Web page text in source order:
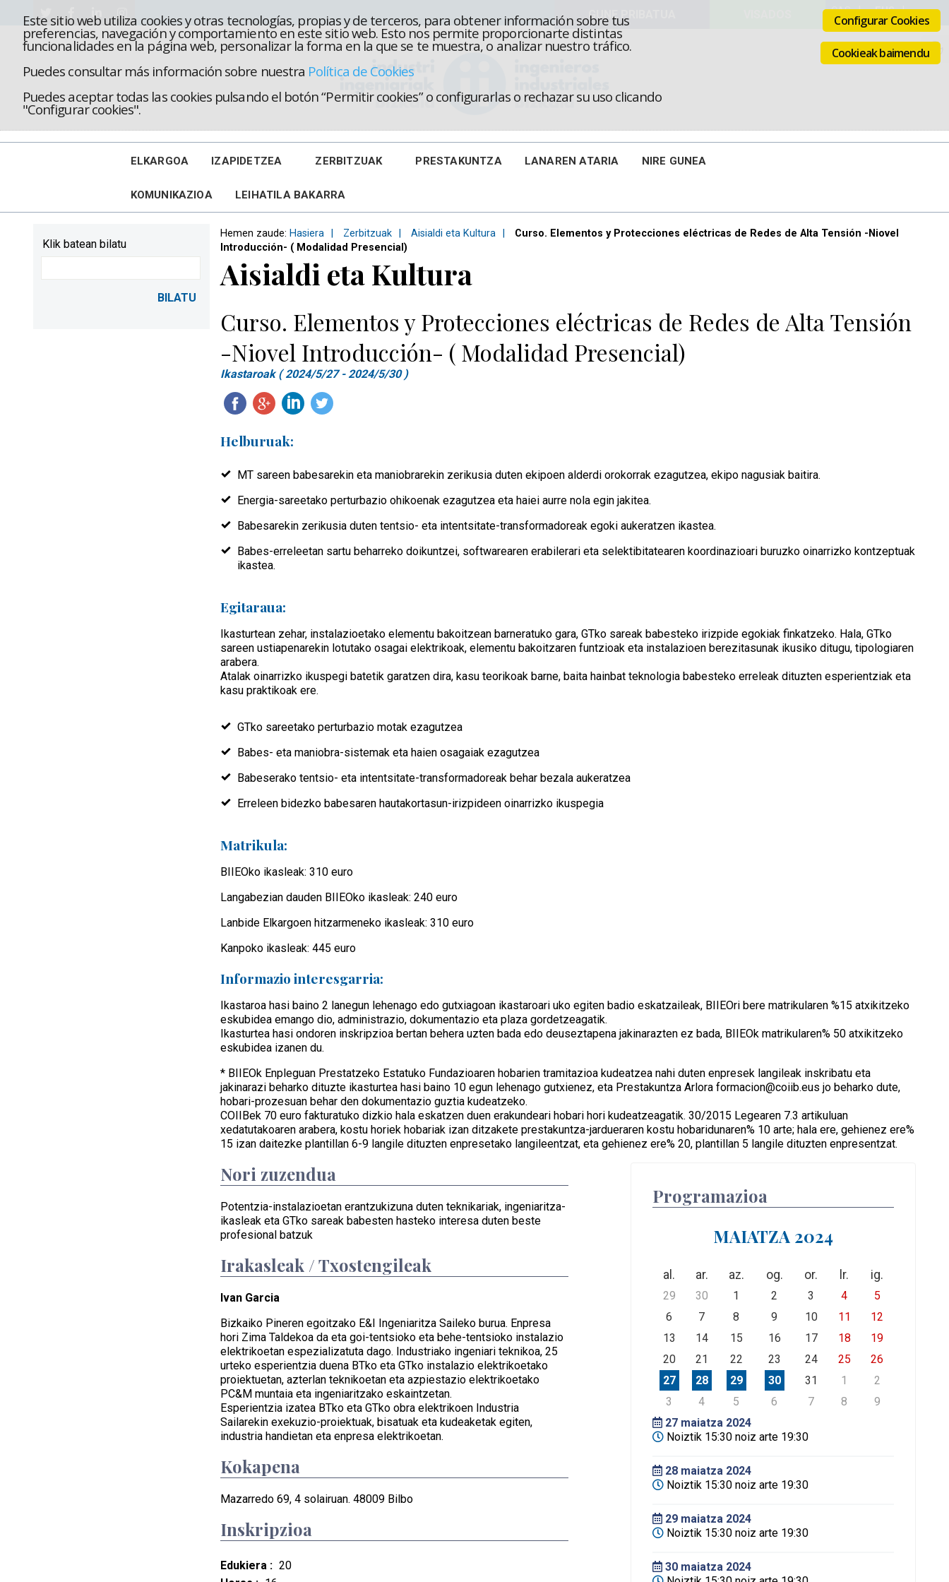
Este sitio web utiliza cookies y otras tecnologías, propias y de terceros, para obtener información sobre tus
preferencias, navegación y comportamiento en este sitio web. Esto nos permite proporcionarte distintas
funcionalidades en la página web, personalizar la forma en la que se te muestra, o analizar nuestro tráfico.
Puedes consultar más información sobre nuestra Política de Cookies
Puedes aceptar todas las cookies pulsando el botón “Permitir cookies” o configurarlas o rechazar su uso clicando
"Configurar cookies".
Configurar Cookies
Cookieak baimendu
ELKARGOA IZAPIDETZEA ZERBITZUAK PRESTAKUNTZA LANAREN ATARIA NIRE GUNEA
KOMUNIKAZIOA LEIHATILA BAKARRA
Hemen zaude: Hasiera Zerbitzuak Aisialdi eta Kultura
Curso. Elementos y Protecciones eléctricas de Redes de Alta Tensión -Niovel
Introducción- ( Modalidad Presencial)
Aisialdi eta Kultura
Curso. Elementos y Protecciones eléctricas de Redes de Alta Tensión
-Niovel Introducción- ( Modalidad Presencial)
Ikastaroak ( 2024/5/27 - 2024/5/30 )
Helburuak:
MT sareen babesarekin eta maniobrarekin zerikusia duten ekipoen alderdi orokorrak ezagutzea, ekipo nagusiak baitira.
Energia-sareetako perturbazio ohikoenak ezagutzea eta haiei aurre nola egin jakitea.
Babesarekin zerikusia duten tentsio- eta intentsitate-transformadoreak egoki aukeratzen ikastea.
Babes-erreleetan sartu beharreko doikuntzei, softwarearen erabilerari eta selektibitatearen koordinazioari buruzko oinarrizko kontzeptuak
ikastea.
Egitaraua:
Ikasturtean zehar, instalazioetako elementu bakoitzean barneratuko gara, GTko sareak babesteko irizpide egokiak finkatzeko. Hala, GTko
sareen ustiapenarekin lotutako osagai elektrikoak, elementu bakoitzaren funtzioak eta instalazioen berezitasunak ikusiko ditugu, tipologiaren
arabera.
Atalak oinarrizko ikuspegi batetik garatzen dira, kasu teorikoak barne, baita hainbat teknologia babesteko erreleak dituzten esperientziak eta
kasu praktikoak ere.
GTko sareetako perturbazio motak ezagutzea
Babes- eta maniobra-sistemak eta haien osagaiak ezagutzea
Babeserako tentsio- eta intentsitate-transformadoreak behar bezala aukeratzea
Erreleen bidezko babesaren hautakortasun-irizpideen oinarrizko ikuspegia
Matrikula:
BIIEOko ikasleak: 310 euro
Langabezian dauden BIIEOko ikasleak: 240 euro
Lanbide Elkargoen hitzarmeneko ikasleak: 310 euro
Kanpoko ikasleak: 445 euro
Informazio interesgarria:
Ikastaroa hasi baino 2 lanegun lehenago edo gutxiagoan ikastaroari uko egiten badio eskatzaileak, BIIEOri bere matrikularen %15 atxikitzeko
eskubidea emango dio, administrazio, dokumentazio eta plaza gordetzeagatik.
Ikasturtea hasi ondoren inskripzioa bertan behera uzten bada edo deuseztapena jakinarazten ez bada, BIIEOk matrikularen% 50 atxikitzeko
eskubidea izanen du.
* BIIEOk Enpleguan Prestatzeko Estatuko Fundazioaren hobarien tramitazioa kudeatzea nahi duten enpresek langileak inskribatu eta
jakinarazi beharko dituzte ikasturtea hasi baino 10 egun lehenago gutxienez, eta Prestakuntza Arlora formacion@coiib.eus jo beharko dute,
hobari-prozesuan behar den dokumentazio guztia kudeatzeko.
COIIBek 70 euro fakturatuko dizkio hala eskatzen duen erakundeari hobari hori kudeatzeagatik. 30/2015 Legearen 7.3 artikuluan
xedatutakoaren arabera, kostu horiek hobariak izan ditzakete prestakuntza-jardueraren kostu hobaridunaren% 10 arte; hala ere, gehienez ere%
15 izan daitezke plantillan 6-9 langile dituzten enpresetako langileentzat, eta gehienez ere% 20, plantillan 5 langile dituzten enpresentzat.
Nori zuzendua
Potentzia-instalazioetan erantzukizuna duten teknikariak, ingeniaritza-
ikasleak eta GTko sareak babesten hasteko interesa duten beste
profesional batzuk
Irakasleak / Txostengileak
Ivan Garcia
Bizkaiko Pineren egoitzako E&I Ingeniaritza Saileko burua. Enpresa
hori Zima Taldekoa da eta goi-tentsioko eta behe-tentsioko instalazio
elektrikoetan espezializatuta dago. Industriako ingeniari teknikoa, 25
urteko esperientzia duena BTko eta GTko instalazio elektrikoetako
proiektuetan, azterlan teknikoetan eta azpiestazio elektrikoetako
PC&M muntaia eta ingeniaritzako eskaintzetan.
Esperientzia izatea BTko eta GTko obra elektrikoen Industria
Sailarekin exekuzio-proiektuak, bisatuak eta kudeaketak egiten,
industria handietan eta enpresa elektrikoetan.
Kokapena
Mazarredo 69, 4 solairuan. 48009 Bilbo
Programazioa
MAIATZA 2024
al. ar. az. og. or. lr. ig.
29 30 1 2 3 4
5
6
7 8 9 10 11
12
13
14 15 16 17 18
19
20
21 22 23 24 25
26
27
28 29 30 31 1
2
3
4 5 6 7 8
9
27 maiatza 2024
Noiztik 15:30 noiz arte 19:30
28 maiatza 2024
Noiztik 15:30 noiz arte 19:30
29 maiatza 2024
Noiztik 15:30 noiz arte 19:30
30 maiatza 2024
Inskripzioa
Edukiera : 20
Klik batean bilatu